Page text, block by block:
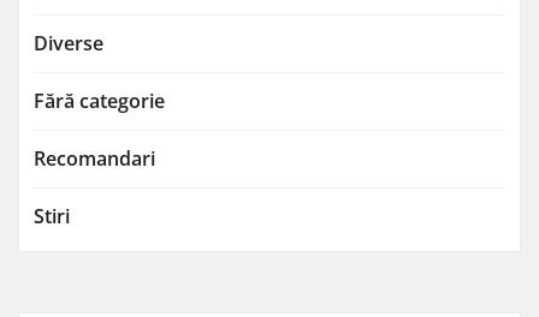
Diverse
Fără categorie
Recomandari
Stiri